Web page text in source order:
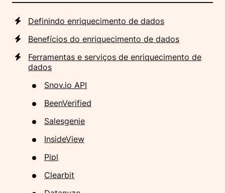
Definindo enriquecimento de dados
Benefícios do enriquecimento de dados
Ferramentas e serviços de enriquecimento de
dados
Snov.io API
BeenVerified
Salesgenie
InsideView
Pipl
Clearbit